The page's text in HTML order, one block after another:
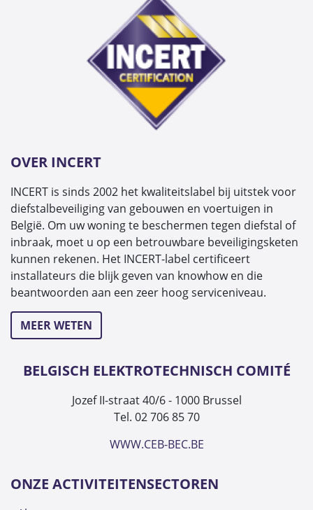
OVER INCERT
INCERT is sinds 2002 het kwaliteitslabel bij uitstek voor
diefstalbeveiliging van gebouwen en voertuigen in
België. Om uw woning te beschermen tegen diefstal of
inbraak, moet u op een betrouwbare beveiligingsketen
kunnen rekenen. Het INCERT-label certificeert
installateurs die blijk geven van knowhow en die
beantwoorden aan een zeer hoog serviceniveau.
MEER WETEN
BELGISCH ELEKTROTECHNISCH COMITÉ
Jozef II-straat 40/6 - 1000 Brussel
Tel. 02 706 85 70
WWW.CEB-BEC.BE
ONZE ACTIVITEITENSECTOREN